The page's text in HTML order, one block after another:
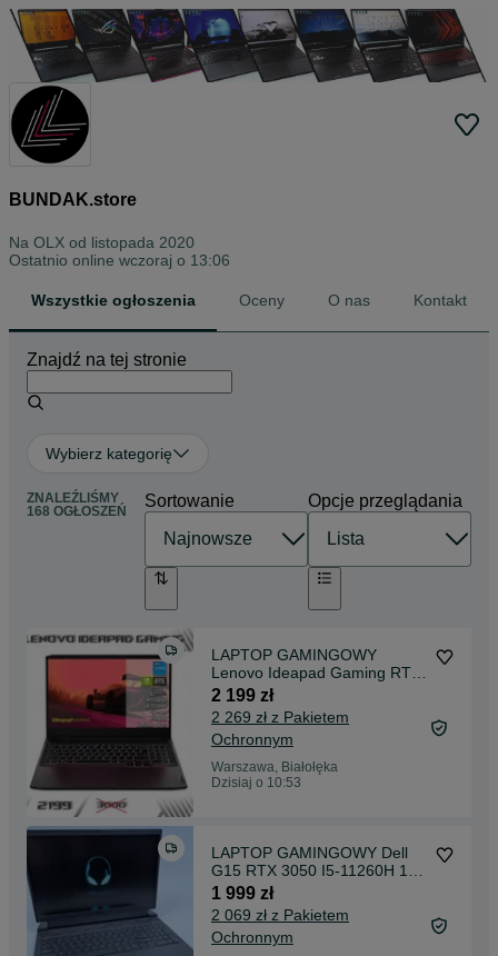
BUNDAK.store
Na OLX od listopada 2020
Ostatnio online wczoraj o 13:06
Wszystkie ogłoszenia Oceny O nas Kontakt
Znajdź na tej stronie
Wybierz kategorię
ZNALEŹLIŚMY
168 OGŁOSZEŃ
Sortowanie Opcje przeglądania
LAPTOP GAMINGOWY
Lenovo Ideapad Gaming RTX
3050 i5-11320H 120 hz
2 199 zł
2 269 zł z Pakietem
Ochronnym
Warszawa, Białołęka
Dzisiaj o 10:53
LAPTOP GAMINGOWY Dell
G15 RTX 3050 I5-11260H 120
hz
1 999 zł
2 069 zł z Pakietem
Ochronnym